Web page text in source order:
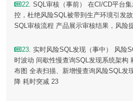
22. SQL审核（事前） 在CI/CD平台
控，杜绝风险SQL被带到生产环境引发
SQL审核流程 产品展示审核结果，风险
23. 实时风险SQL发现（事中） 风险
时波动 间歇性慢查询SQL发现系统架构
布图 全表扫描、新增慢查询风险SQL发
降 耗时突减 23